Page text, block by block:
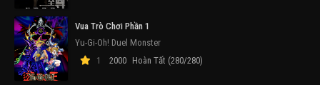
Vua Trò Chơi Phần 1
Yu-Gi-Oh! Duel Monster
1
2000 Hoàn Tất (280/280)